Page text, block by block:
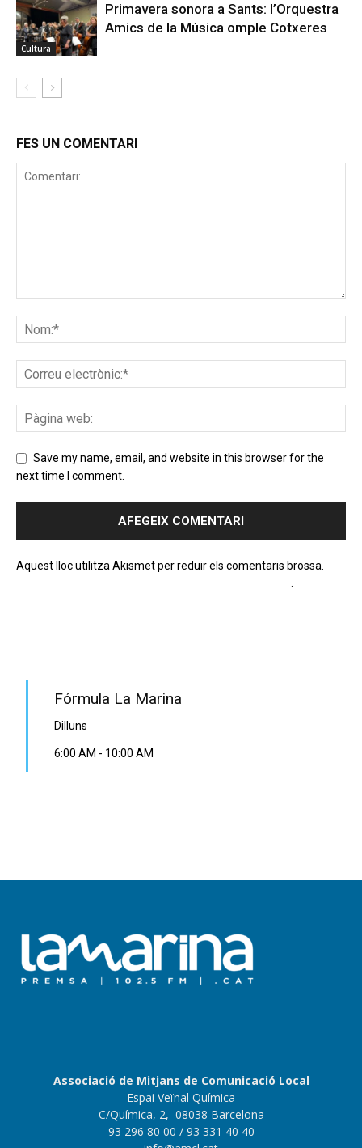
Cultura
Primavera sonora a Sants: l’Orquestra
Amics de la Música omple Cotxeres
FES UN COMENTARI
Save my name, email, and website in this browser for the
next time I comment.
Aquest lloc utilitza Akismet per reduir els comentaris brossa.
Fórmula La Marina
Dilluns
6:00 AM - 10:00 AM
Associació de Mitjans de Comunicació Local
Espai Veïnal Química
C/Química, 2, 08038 Barcelona
93 296 80 00 / 93 331 40 40